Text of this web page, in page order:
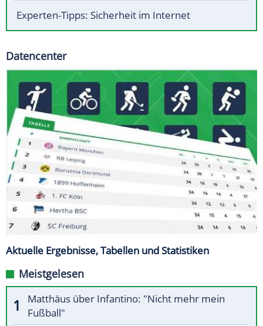
Experten-Tipps: Sicherheit im Internet
Datencenter
Aktuelle Ergebnisse, Tabellen und Statistiken
Meistgelesen
Matthäus über Infantino: "Nicht mehr mein
Fußball"